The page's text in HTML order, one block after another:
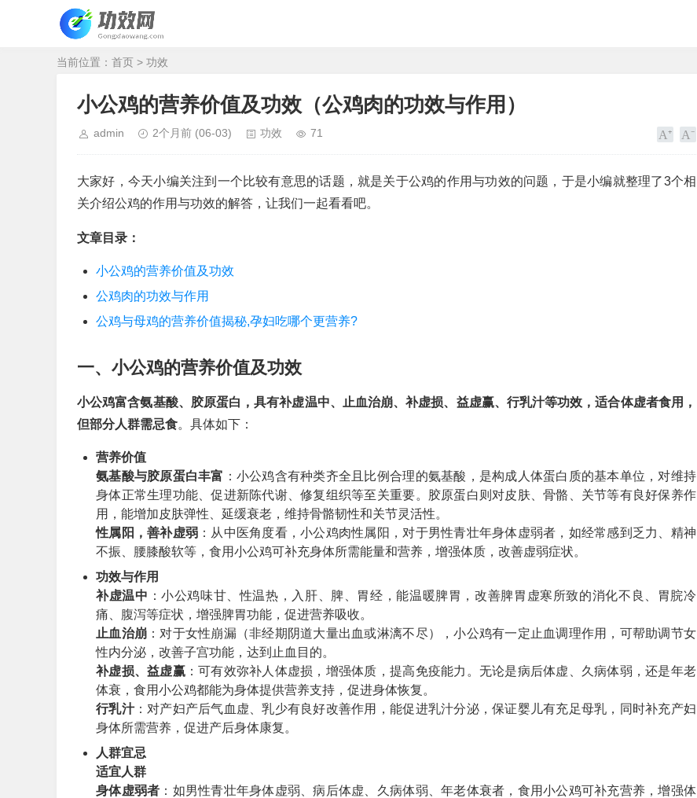
当前位置： 首页 > 功效
小公鸡的营养价值及功效（公鸡肉的功效与作用）
admin 2个月前 (06-03) 功效 71
大家好，今天小编关注到一个比较有意思的话题，就是关于公鸡的作用与功效的问题，于是小编就整理了3个相
关介绍公鸡的作用与功效的解答，让我们一起看看吧。
文章目录：
小公鸡的营养价值及功效
公鸡肉的功效与作用
公鸡与母鸡的营养价值揭秘,孕妇吃哪个更营养?
一、小公鸡的营养价值及功效
小公鸡富含氨基酸、胶原蛋白，具有补虚温中、止血治崩、补虚损、益虚赢、行乳汁等功效，适合体虚者食用，
但部分人群需忌食。具体如下：
营养价值
氨基酸与胶原蛋白丰富 ：小公鸡含有种类齐全且比例合理的氨基酸，是构成人体蛋白质的基本单位，对维持
身体正常生理功能、促进新陈代谢、修复组织等至关重要。胶原蛋白则对皮肤、骨骼、关节等有良好保养作
用，能增加皮肤弹性、延缓衰老，维持骨骼韧性和关节灵活性。
性属阳，善补虚弱 ：从中医角度看，小公鸡肉性属阳，对于男性青壮年身体虚弱者，如经常感到乏力、精神
不振、腰膝酸软等，食用小公鸡可补充身体所需能量和营养，增强体质，改善虚弱症状。
功效与作用
补虚温中 ：小公鸡味甘、性温热，入肝、脾、胃经，能温暖脾胃，改善脾胃虚寒所致的消化不良、胃脘冷
痛、腹泻等症状，增强脾胃功能，促进营养吸收。
止血治崩 ：对于女性崩漏（非经期阴道大量出血或淋漓不尽），小公鸡有一定止血调理作用，可帮助调节女
性内分泌，改善子宫功能，达到止血目的。
补虚损、益虚赢：可有效弥补人体虚损，增强体质，提高免疫能力。无论是病后体虚、久病体弱，还是年老
体衰，食用小公鸡都能为身体提供营养支持，促进身体恢复。
行乳汁：对产妇产后气血虚、乳少有良好改善作用，能促进乳汁分泌，保证婴儿有充足母乳，同时补充产妇
身体所需营养，促进产后身体康复。
人群宜忌
适宜人群
身体虚弱者 ：如男性青壮年身体虚弱、病后体虚、久病体弱、年老体衰者，食用小公鸡可补充营养，增强体